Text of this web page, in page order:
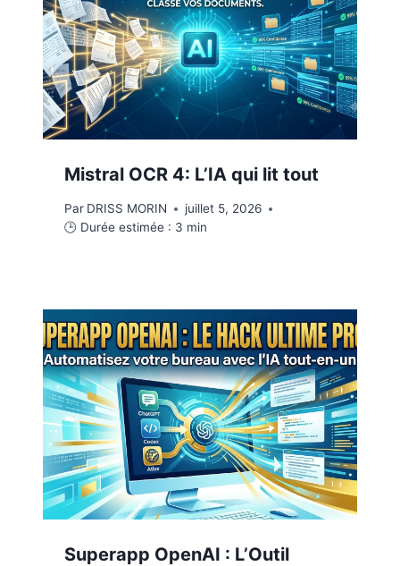
Mistral OCR 4: L’IA qui lit tout
Par DRISS MORIN
juillet 5, 2026
🕒 Durée estimée : 3 min
Superapp OpenAI : L’Outil